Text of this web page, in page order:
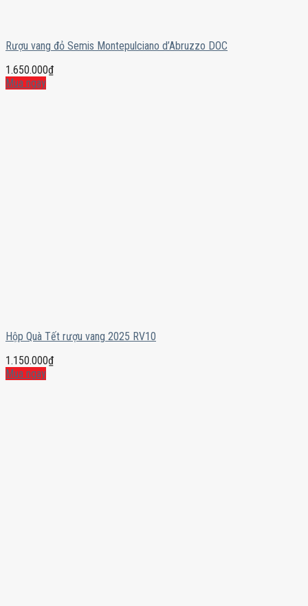
Rượu vang đỏ Semis Montepulciano d’Abruzzo DOC
1.650.000₫
Mua ngay
Hộp Quà Tết rượu vang 2025 RV10
1.150.000₫
Mua ngay